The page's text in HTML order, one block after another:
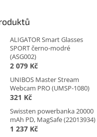
ALIGATOR Smart Glasses
SPORT černo-modré
(ASG002)
2 079 Kč
UNIBOS Master Stream
Webcam PRO (UMSP-1080)
321 Kč
Swissten powerbanka 20000
mAh PD, MagSafe (22013934)
1 237 Kč